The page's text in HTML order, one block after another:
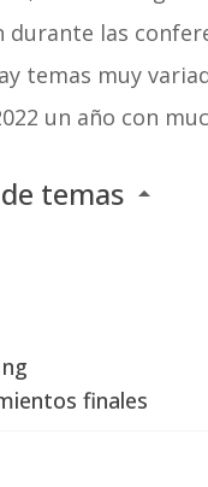
durante las
temas muy
un año con
temas
finales